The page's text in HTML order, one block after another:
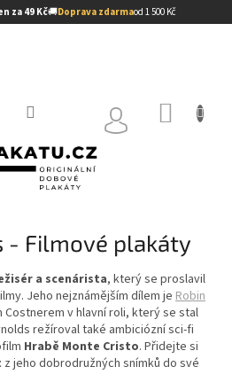
za 49 Kč🚚Doprava zdarmaod 1 500 Kč
- Filmové plakáty
a scenárista, který se proslavil
Jeho nejznámějším dílem je Robin
Costnerem v hlavní roli, který se stal
režíroval také ambiciózní sci-fi
Hrabě Monte Cristo. Přidejte si
z jeho dobrodružných snímků do své